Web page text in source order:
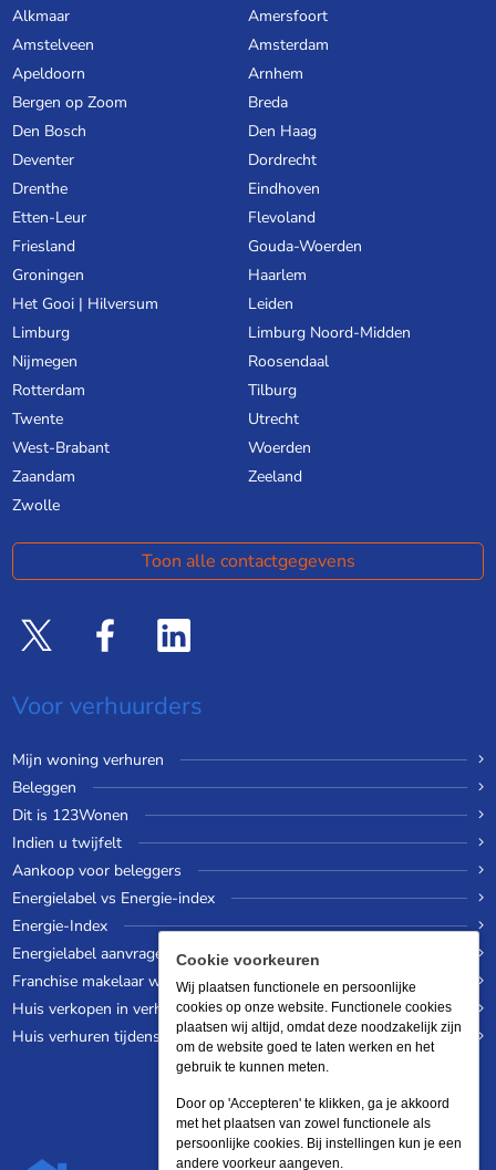
Alkmaar
Amersfoort
Amstelveen
Amsterdam
Apeldoorn
Arnhem
Bergen op Zoom
Breda
Den Bosch
Den Haag
Deventer
Dordrecht
Drenthe
Eindhoven
Etten-Leur
Flevoland
Friesland
Gouda-Woerden
Groningen
Haarlem
Het Gooi | Hilversum
Leiden
Limburg
Limburg Noord-Midden
Nijmegen
Roosendaal
Rotterdam
Tilburg
Twente
Utrecht
West-Brabant
Woerden
Zaandam
Zeeland
Zwolle
Toon alle contactgegevens
Voor verhuurders
Mijn woning verhuren
Beleggen
Dit is 123Wonen
Indien u twijfelt
Aankoop voor beleggers
Energielabel vs Energie-index
Energie-Index
Energielabel aanvragen
Franchise makelaar worden
Huis verkopen in verhuurde staat
Huis verhuren tijdens een wereldreis
Cookie voorkeuren
Wij plaatsen functionele en persoonlijke
cookies op onze website. Functionele cookies
plaatsen wij altijd, omdat deze noodzakelijk zijn
om de website goed te laten werken en het
gebruik te kunnen meten.
Door op 'Accepteren' te klikken, ga je akkoord
met het plaatsen van zowel functionele als
persoonlijke cookies. Bij instellingen kun je een
andere voorkeur aangeven.